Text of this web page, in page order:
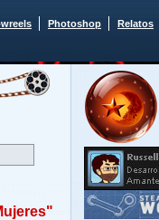
Photoshop Relatos